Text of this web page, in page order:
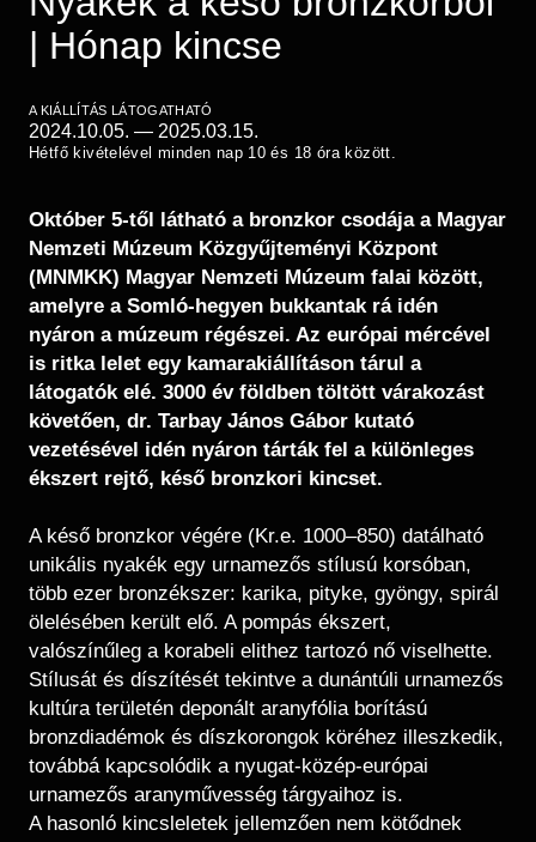
Régészet
Tagintézmények
Közérdekű adatok
Képcsarnok
Történeti Fényképtár
Adattár
Központi Könyvtár
| Hónap kincse
A KIÁLLÍTÁS LÁTOGATHATÓ
2024.10.05. — 2025.03.15.
Hétfő kivételével minden nap 10 és 18 óra között.
Október 5-től látható a bronzkor csodája a Magyar
Nemzeti Múzeum Közgyűjteményi Központ
(MNMKK) Magyar Nemzeti Múzeum falai között,
amelyre a Somló-hegyen bukkantak rá idén
nyáron a múzeum régészei. Az európai mércével
is ritka lelet egy kamarakiállításon tárul a
látogatók elé. 3000 év földben töltött várakozást
követően, dr. Tarbay János Gábor kutató
vezetésével idén nyáron tárták fel a különleges
ékszert rejtő, késő bronzkori kincset.
A késő bronzkor végére (Kr.e. 1000–850) datálható
unikális nyakék egy urnamezős stílusú korsóban,
több ezer bronzékszer: karika, pityke, gyöngy, spirál
ölelésében került elő. A pompás ékszert,
valószínűleg a korabeli elithez tartozó nő viselhette.
Stílusát és díszítését tekintve a dunántúli urnamezős
kultúra területén deponált aranyfólia borítású
bronzdiadémok és díszkorongok köréhez illeszkedik,
továbbá kapcsolódik a nyugat-közép-európai
urnamezős aranyművesség tárgyaihoz is.
A hasonló kincsleletek jellemzően nem kötődnek